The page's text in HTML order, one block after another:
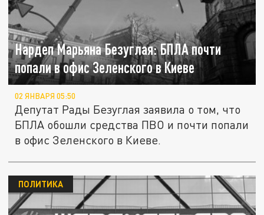
Нардеп Марьяна Безуглая: БПЛА почти
попали в офис Зеленского в Киеве
02 ЯНВАРЯ 05:50
Депутат Рады Безуглая заявила о том, что
БПЛА обошли средства ПВО и почти попали
в офис Зеленского в Киеве.
ПОЛИТИКА